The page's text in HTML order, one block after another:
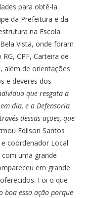
para obtê-la.
da Prefeitura e da
na Escola
Vista, onde foram
CPF, Carteira de
além de orientações
e deveres dos
que resgata a
dia, e a Defensoria
dessas ações, que
Edilson Santos
coordenador Local
com uma grande
em grande
Foi o que
boa essa ação porque